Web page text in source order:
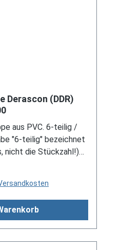
Derascon (DDR)
aus PVC. 6-teilig /
"6-teilig" bezeichnet
nicht die Stückzahl!)
mehr produzierten
welches mit
kompatibel ist. Bei
auch telefonische für